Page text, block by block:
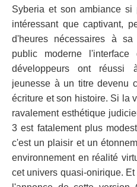
Syberia et son ambiance si
intéressant que captivant,
d'heures nécessaires à
public moderne
développeurs ont réussi
jeunesse à un titre devenu
écriture et son histoire. Si la
ravalement esthétique
3 est fatalement plus
c'est un plaisir et un
environnement en réalité
cet univers quasi-onirique.